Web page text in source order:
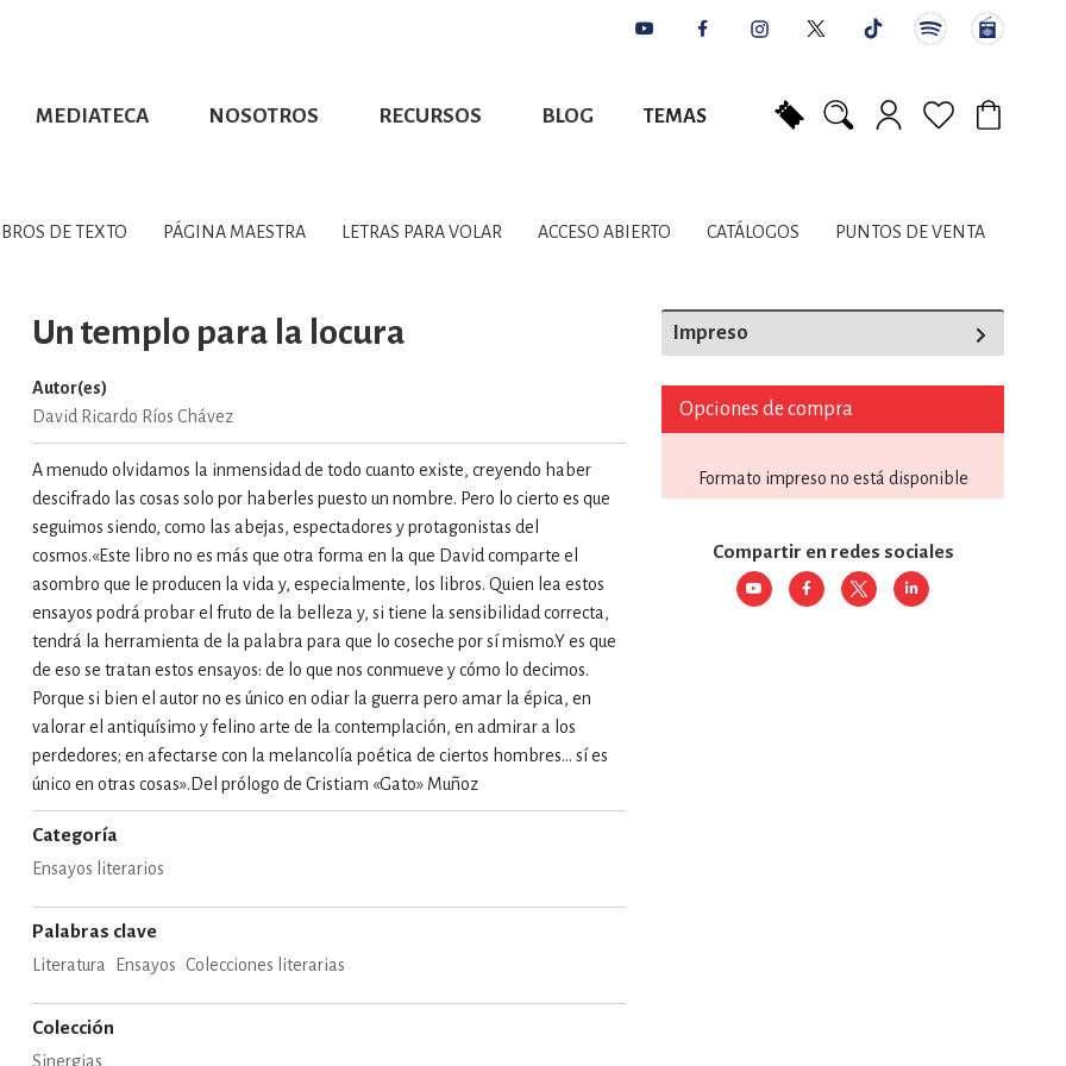
MEDIATECA NOSOTROS RECURSOS BLOG TEMAS
LITERATURA Y ESTUDIOS LITERARIOS
GEOGRAFÍA, MEDIOAMBIENTE, PLANIFICACIÓN
COMPUTACIÓN E INFORMÁTICA
Y MATERIAS INTERDISCIPLINARES
DE OCIO AL AIRE LIBRE DERECHO
FINANZAS, EMPRESA Y GESTIÓN
AFICIONES Y OCIO FICCIÓN Y TEMAS AFINES
RELIGIÓN
Y DIDÁCTICOS
DE TEXTO PÁGINA MAESTRA LETRAS PARA VOLAR ACCESO ABIERTO CATÁLOGOS PUNTOS DE VENTA
Un templo para la locura
Autor(es)
David Ricardo Ríos Chávez
A menudo olvidamos la inmensidad de todo cuanto existe, creyendo haber
descifrado las cosas solo por haberles puesto un nombre. Pero lo cierto es que
seguimos siendo, como las abejas, espectadores y protagonistas del
cosmos.«Este libro no es más que otra forma en la que David comparte el
asombro que le producen la vida y, especialmente, los libros. Quien lea estos
ensayos podrá probar el fruto de la belleza y, si tiene la sensibilidad correcta,
tendrá la herramienta de la palabra para que lo coseche por sí mismo.Y es que
de eso se tratan estos ensayos: de lo que nos conmueve y cómo lo decimos.
Porque si bien el autor no es único en odiar la guerra pero amar la épica, en
valorar el antiquísimo y felino arte de la contemplación, en admirar a los
perdedores; en afectarse con la melancolía poética de ciertos hombres… sí es
único en otras cosas».Del prólogo de Cristiam «Gato» Muñoz
Categoría
Ensayos literarios
Palabras clave
Literatura Ensayos Colecciones literarias
Colección
Sinergias
Impreso
Opciones de compra
Formato impreso no está disponible
Compartir en redes sociales